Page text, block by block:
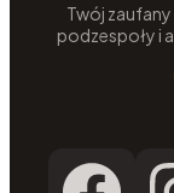
Twój
podzespoły i